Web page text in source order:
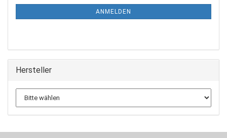
ANMELDEN
Hersteller